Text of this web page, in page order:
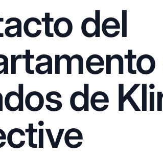
del
de